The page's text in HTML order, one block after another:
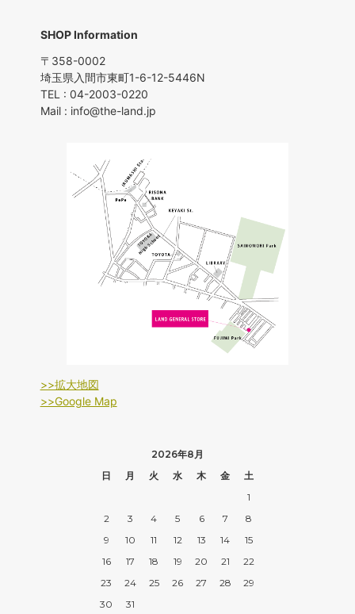
SHOP Information
〒358-0002
埼玉県入間市東町1-6-12-5446N
TEL : 04-2003-0220
Mail : info@the-land.jp
>>拡大地図
>>Google Map
2026年8月
日
月 火 水 木 金
土
1
2
3 4 5 6 7
8
9
10 11 12 13 14
15
16
17 18 19 20 21
22
23
24 25 26 27 28
29
30
31